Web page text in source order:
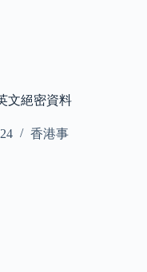
文絕密資料
香港事